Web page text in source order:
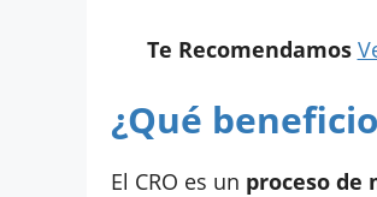
Te Recomendamos
¿Qué
El CRO es un proceso de